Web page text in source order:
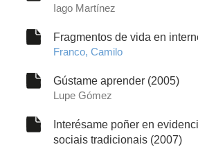
Iago Martínez
Fragmentos de vida en
Franco, Camilo
Gústame aprender (2005)
Lupe Gómez
Interésame poñer en
sociais tradicionais (2007)